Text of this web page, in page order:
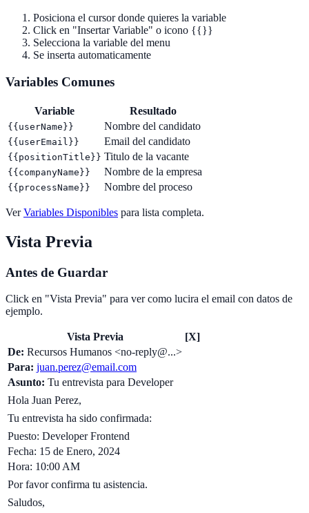
Posiciona el cursor donde quieres la variable
Click en "Insertar Variable" o icono {{}}
Selecciona la variable del menu
Se inserta automaticamente
Variables Comunes
Variable Resultado
{{userName}} Nombre del candidato
{{userEmail}} Email del candidato
{{positionTitle}} Titulo de la vacante
{{companyName}} Nombre de la empresa
{{processName}} Nombre del proceso
VerVariables Disponibles para lista completa.
Vista Previa
Antes de Guardar
Click en "Vista Previa" para ver como lucira el email con datos de
ejemplo.
Vista Previa
[X]
De: Recursos Humanos <no-reply@...>
Para: juan.perez@email.com
Asunto: Tu entrevista para Developer
Hola Juan Perez,
Tu entrevista ha sido confirmada:
Puesto: Developer Frontend
Fecha: 15 de Enero, 2024
Hora: 10:00 AM
Por favor confirma tu asistencia.
Saludos,